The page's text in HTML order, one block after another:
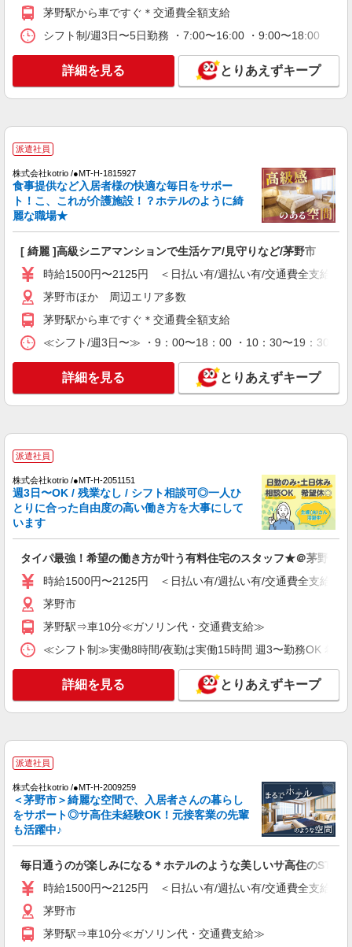
時給1500円〜2125円 ＜日払い有/週払い有/交
通費全支給(ガソリン代含む)＞
茅野市
キープ 詳細を見る
株式会社kotrio /●MT-H-2086466
時給1500円〜2125円 ＜日払い有/週払い有/交
通費全支給(ガソリン代含む)＞
キープ 詳細を見る
派遣社員
株式会社kotrio /●MT-H-1871154
茅野市／住宅型有料老人ホームSTAFF＊履歴
通費全支給(ガソリン代含む)＞
茅野市ほか 周辺エリア多数
派遣社員
株式会社kotrio /●MT-H-2102339
茅野市≫料理や洗濯など、家事サポートメイン
の仕事！◆週3〜
時給1500円〜2125円 ＜日払い有/週払い有/交
通費全支給(ガソリン代含む)＞
茅野市
派遣社員
株式会社kotrio /●MT-H-1905974
アの巡回など
時給1500円〜2125円 ＜日払い有/週払い有/交
通費全支給(ガソリン代含む)＞
派遣社員
株式会社kotrio /●MT-H-2012245
茅野市｜未経験でも大丈夫◎研修が手厚い有料
時給1500円〜2125円 ＜日払い有/週払い有/交
通費全支給(ガソリン代含む)＞
キープ 詳細を見る
茅野駅から車ですぐ＊交通費全額支給
シフト制/週3日〜5日勤務 ・7:00〜16:00 ・9:00〜18:00 ・
詳細を見る とりあえずキープ
派遣社員
株式会社kotrio /●MT-H-1815927
食事提供など入居者様の快適な毎日をサポー
ト！こ、これが介護施設！？ホテルのように綺
麗な職場★
[ 綺麗 ]高級シニアマンションで生活ケア/見守りなど/茅野市
時給1500円〜2125円 ＜日払い有/週払い有/交通費全支給(ガ
茅野市ほか 周辺エリア多数
茅野駅から車ですぐ＊交通費全額支給
≪シフト/週3日〜≫ ・9：00〜18：00 ・10：30〜19：30 ・
詳細を見る とりあえずキープ
派遣社員
株式会社kotrio /●MT-H-2051151
週3日〜OK / 残業なし / シフト相談可◎一人ひ
とりに合った自由度の高い働き方を大事にして
います
タイパ最強！希望の働き方が叶う有料住宅のスタッフ★＠茅野市
時給1500円〜2125円 ＜日払い有/週払い有/交通費全支給(ガ
茅野市
茅野駅⇒車10分≪ガソリン代・交通費支給≫
≪シフト制≫実働8時間/夜勤は実働15時間 週3〜勤務OK 希
詳細を見る とりあえずキープ
派遣社員
株式会社kotrio /●MT-H-2009259
＜茅野市＞綺麗な空間で、入居者さんの暮らし
をサポート◎サ高住未経験OK！元接客業の先輩
も活躍中♪
毎日通うのが楽しみになる＊ホテルのような美しいサ高住のSTAFF
時給1500円〜2125円 ＜日払い有/週払い有/交通費全支給(ガ
茅野市
茅野駅⇒車10分≪ガソリン代・交通費支給≫